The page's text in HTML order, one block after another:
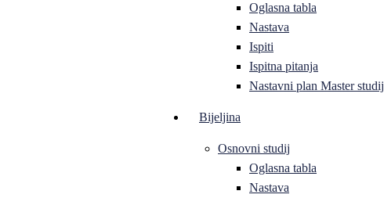
Oglasna tabla
Nastava
Ispiti
Ispitna pitanja
Nastavni plan Master studij
Bijeljina
Osnovni studij
Oglasna tabla
Nastava